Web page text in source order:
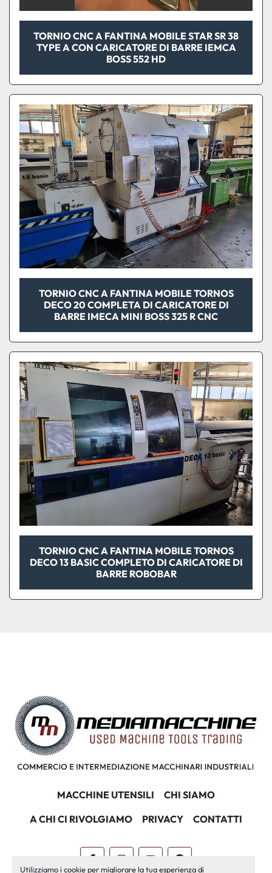
Utilizziamo i cookie per migliorare la tua esperienza di
TORNIO CNC A FANTINA MOBILE STAR SR 38
TYPE A CON CARICATORE DI BARRE IEMCA
BOSS 552 HD
TORNIO CNC A FANTINA MOBILE TORNOS
DECO 20 COMPLETA DI CARICATORE DI
BARRE IMECA MINI BOSS 325 R CNC
TORNIO CNC A FANTINA MOBILE TORNOS
DECO 13 BASIC COMPLETO DI CARICATORE DI
BARRE ROBOBAR
MACCHINE UTENSILI
CHI SIAMO
A CHI CI RIVOLGIAMO
PRIVACY CONTATTI
facebookinstagramyoutubepinterest